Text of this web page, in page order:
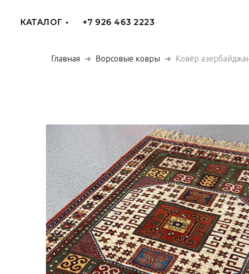
КАТАЛОГ +7 926 463 2223
Главная Ворсовые ковры Ковёр